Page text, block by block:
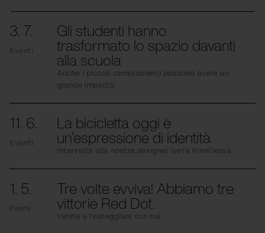
3. 7.
Eventi
Gli studenti hanno
trasformato lo spazio davanti
alla scuola
Anche i piccoli cambiamenti possono avere un
grande impatto.
11. 6.
Eventi
La bicicletta oggi è
un’espressione di identità
Intervista alla nostra designer Iveta Krmíčková
1. 5.
Premi
Tre volte evviva! Abbiamo tre
vittorie Red Dot.
Venite a festeggiare con noi